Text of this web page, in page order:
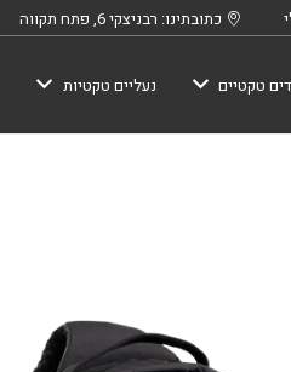
כתובתינו: רבניצקי 6, פתח תקווה
טקטיים נעליים טקטיות